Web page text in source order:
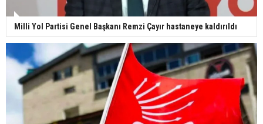
Milli Yol Partisi Genel Başkanı Remzi Çayır hastaneye kaldırıldı